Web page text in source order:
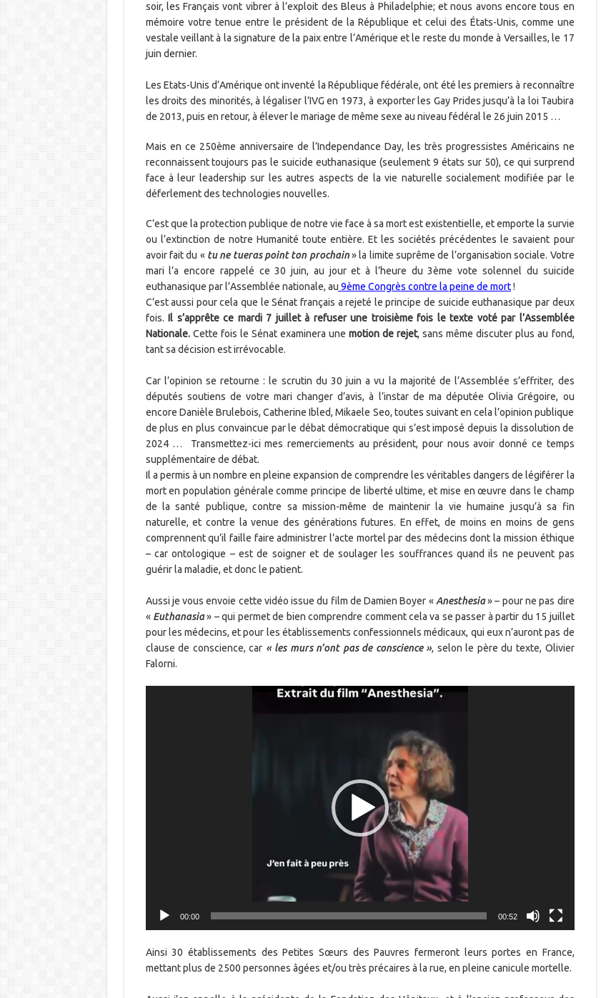
soir, les Français vont vibrer à l’exploit des Bleus à Philadelphie; et nous avons encore tous en
mémoire votre tenue entre le président de la République et celui des États-Unis, comme une
vestale veillant à la signature de la paix entre l’Amérique et le reste du monde à Versailles, le 17
juin dernier.
Les Etats-Unis d’Amérique ont inventé la République fédérale, ont été les premiers à reconnaître
les droits des minorités, à légaliser l’IVG en 1973, à exporter les Gay Prides jusqu’à la loi Taubira
de 2013, puis en retour, à élever le mariage de même sexe au niveau fédéral le 26 juin 2015 …
Mais en ce 250ème anniversaire de l’Independance Day, les très progressistes Américains ne
reconnaissent toujours pas le suicide euthanasique (seulement 9 états sur 50), ce qui surprend
face à leur leadership sur les autres aspects de la vie naturelle socialement modifiée par le
déferlement des technologies nouvelles.
C’est que la protection publique de notre vie face à sa mort est existentielle, et emporte la survie
ou l’extinction de notre Humanité toute entière. Et les sociétés précédentes le savaient pour
avoir fait du « tu ne tueras point ton prochain» la limite suprême de l’organisation sociale. Votre
mari l’a encore rappelé ce 30 juin, au jour et à l’heure du 3ème vote solennel du suicide
euthanasique par l’Assemblée nationale, au 9ème Congrès contre la peine de mort!
C’est aussi pour cela que le Sénat français a rejeté le principe de suicide euthanasique par deux
fois. Il s’apprête ce mardi 7 juillet à refuser une troisième fois le texte voté par l’Assemblée
Nationale. Cette fois le Sénat examinera une motion de rejet, sans même discuter plus au fond,
tant sa décision est irrévocable.
Car l’opinion se retourne : le scrutin du 30 juin a vu la majorité de l’Assemblée s’effriter, des
députés soutiens de votre mari changer d’avis, à l’instar de ma députée Olivia Grégoire, ou
encore Danièle Brulebois, Catherine Ibled, Mikaele Seo, toutes suivant en cela l’opinion publique
de plus en plus convaincue par le débat démocratique qui s’est imposé depuis la dissolution de
2024 … Transmettez-ici mes remerciements au président, pour nous avoir donné ce temps
supplémentaire de débat.
Il a permis à un nombre en pleine expansion de comprendre les véritables dangers de légiférer la
mort en population générale comme principe de liberté ultime, et mise en œuvre dans le champ
de la santé publique, contre sa mission-même de maintenir la vie humaine jusqu’à sa fin
naturelle, et contre la venue des générations futures. En effet, de moins en moins de gens
comprennent qu’il faille faire administrer l’acte mortel par des médecins dont la mission éthique
– car ontologique – est de soigner et de soulager les souffrances quand ils ne peuvent pas
guérir la maladie, et donc le patient.
Aussi je vous envoie cette vidéo issue du film de Damien Boyer « Anesthesia» – pour ne pas dire
« Euthanasia» – qui permet de bien comprendre comment cela va se passer à partir du 15 juillet
pour les médecins, et pour les établissements confessionnels médicaux, qui eux n’auront pas de
clause de conscience, car « les murs n’ont pas de conscience », selon le père du texte, Olivier
Falorni.
00:00 00:52
Ainsi 30 établissements des Petites Sœurs des Pauvres fermeront leurs portes en France,
mettant plus de 2500 personnes âgées et/ou très précaires à la rue, en pleine canicule mortelle.